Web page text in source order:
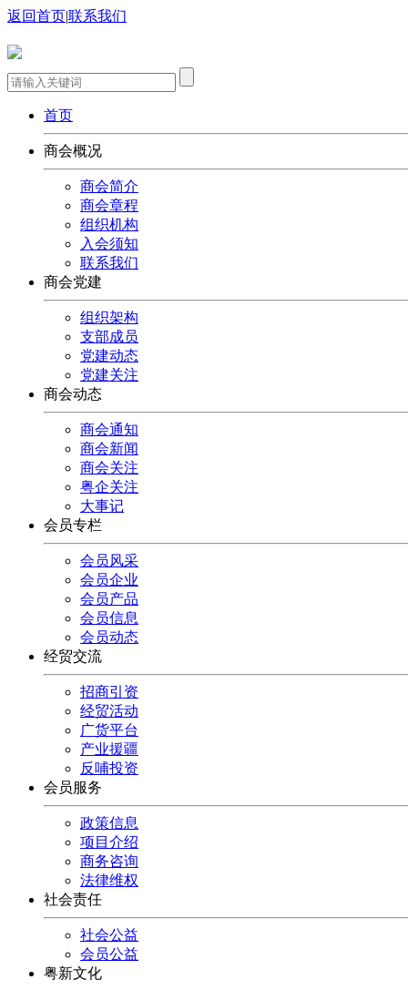
返回首页|联系我们
首页
商会概况
商会简介
商会章程
组织机构
入会须知
联系我们
商会党建
组织架构
支部成员
党建动态
党建关注
商会动态
商会通知
商会新闻
商会关注
粤企关注
大事记
会员专栏
会员风采
会员企业
会员产品
会员信息
会员动态
经贸交流
招商引资
经贸活动
广货平台
产业援疆
反哺投资
会员服务
政策信息
项目介绍
商务咨询
法律维权
社会责任
社会公益
会员公益
粤新文化